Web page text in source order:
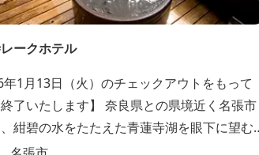
ークホテル
年1月13日（火）のチェックアウトをもって
します】 奈良県との県境近く名張市
紺碧の水をたたえた青蓮寺湖を眼下に望む
自家源泉の「香落渓（こおちだに）温泉」